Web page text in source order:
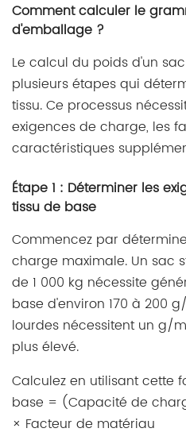
Comment calculer le
d'emballage ?
Le calcul du poids d'un
plusieurs étapes qui
tissu. Ce processus
exigences de charge, les
caractéristiques
Étape 1 : Déterminer les
tissu de base
Commencez par
charge maximale. Un sac
de 1 000 kg nécessite
base d'environ 170 à 200
lourdes nécessitent un g/
plus élevé.
Calculez en utilisant cette
base = (Capacité de
× Facteur de matériau